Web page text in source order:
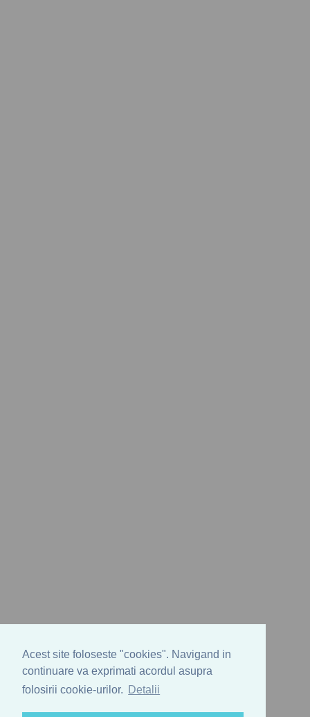
Acest site foloseste "cookies". Navigand in
continuare va exprimati acordul asupra
folosirii cookie-urilor.
Detalii